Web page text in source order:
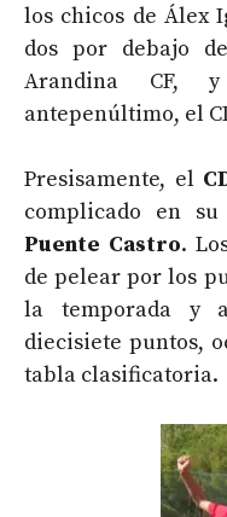
los chicos de Álex
dos por debajo
Arandina CF,
antepenúltimo, el
Presisamente, el
complicado en
Puente Castro.
de pelear por los
la temporada y
diecisiete puntos,
tabla clasificatoria.